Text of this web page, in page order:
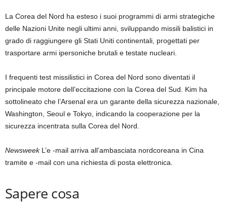
La Corea del Nord ha esteso i suoi programmi di armi strategiche
delle Nazioni Unite negli ultimi anni, sviluppando missili balistici in
grado di raggiungere gli Stati Uniti continentali, progettati per
trasportare armi ipersoniche brutali e testate nucleari.
I frequenti test missilistici in Corea del Nord sono diventati il ​​
principale motore dell’eccitazione con la Corea del Sud. Kim ha
sottolineato che l’Arsenal era un garante della sicurezza nazionale,
Washington, Seoul e Tokyo, indicando la cooperazione per la
sicurezza incentrata sulla Corea del Nord.
NewsweekL’e -mail arriva all’ambasciata nordcoreana in Cina
tramite e -mail con una richiesta di posta elettronica.
Sapere cosa